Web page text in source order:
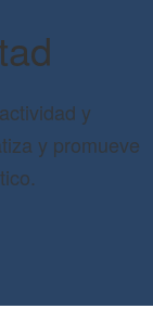
y
y promueve